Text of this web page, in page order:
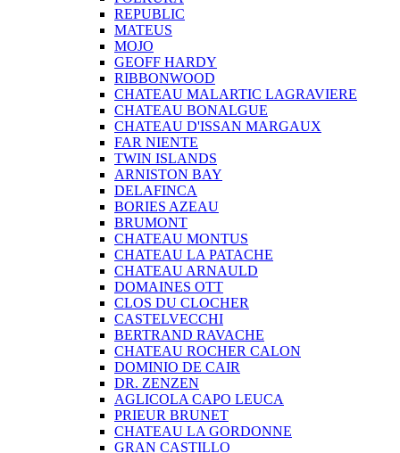
REPUBLIC
MATEUS
MOJO
GEOFF HARDY
RIBBONWOOD
CHATEAU MALARTIC LAGRAVIERE
CHATEAU BONALGUE
CHATEAU D'ISSAN MARGAUX
FAR NIENTE
TWIN ISLANDS
ARNISTON BAY
DELAFINCA
BORIES AZEAU
BRUMONT
CHATEAU MONTUS
CHATEAU LA PATACHE
CHATEAU ARNAULD
DOMAINES OTT
CLOS DU CLOCHER
CASTELVECCHI
BERTRAND RAVACHE
CHATEAU ROCHER CALON
DOMINIO DE CAIR
DR. ZENZEN
AGLICOLA CAPO LEUCA
PRIEUR BRUNET
CHATEAU LA GORDONNE
GRAN CASTILLO